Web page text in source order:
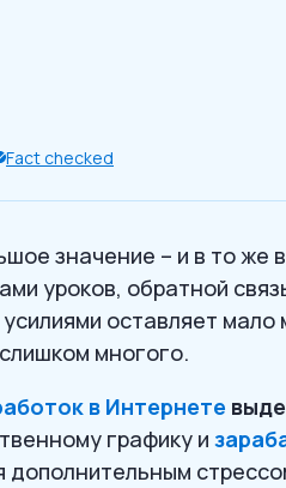
Fact checked
значение – и в то же
уроков, обратной
оставляет мало
многого.
в Интернете
графику и
дополнительным